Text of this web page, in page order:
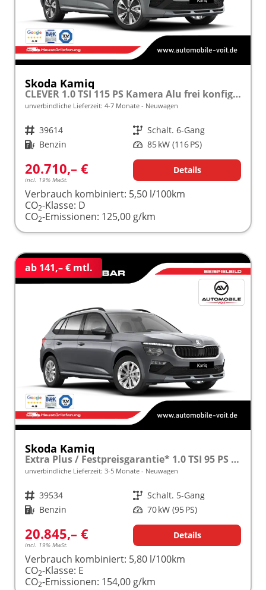
Skoda Kamiq
CLEVER 1.0 TSI 115 PS Kamera Alu frei konfigurierbar!
unverbindliche Lieferzeit: 4-7 Monate Neuwagen
Fahrzeugnr. 39614 Getriebe Schalt. 6-Gang
Kraftstoff Benzin Leistung 85 kW (116 PS)
20.710,– €
incl. 19% MwSt.
Details
Verbrauch kombiniert: 5,50 l/100km
CO2-Klasse: D
CO2-Emissionen: 125,00 g/km
ab 141,– € mtl.
Skoda Kamiq
Extra Plus / Festpreisgarantie* 1.0 TSI 95 PS inkl. 5 J. Garantie frei konfigurierbar!
unverbindliche Lieferzeit: 3-5 Monate Neuwagen
Fahrzeugnr. 39534 Getriebe Schalt. 5-Gang
Kraftstoff Benzin Leistung 70 kW (95 PS)
20.845,– €
incl. 19% MwSt.
Details
Verbrauch kombiniert: 5,80 l/100km
CO2-Klasse: E
CO2-Emissionen: 154,00 g/km